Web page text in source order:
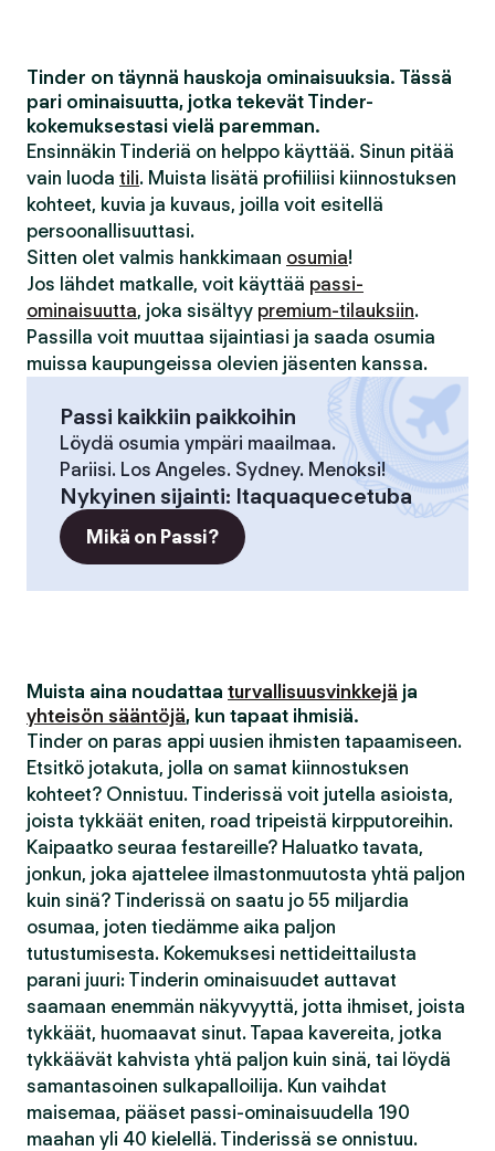
Tinder on täynnä hauskoja ominaisuuksia. Tässä
pari ominaisuutta, jotka tekevät Tinder-
kokemuksestasi vielä paremman.
Ensinnäkin Tinderiä on helppo käyttää. Sinun pitää
vain luoda tili. Muista lisätä profiiliisi kiinnostuksen
kohteet, kuvia ja kuvaus, joilla voit esitellä
persoonallisuuttasi.
Sitten olet valmis hankkimaan osumia!
Jos lähdet matkalle, voit käyttää passi-
ominaisuutta, joka sisältyy premium-tilauksiin.
Passilla voit muuttaa sijaintiasi ja saada osumia
muissa kaupungeissa olevien jäsenten kanssa.
Passi kaikkiin paikkoihin
Löydä osumia ympäri maailmaa.
Pariisi. Los Angeles. Sydney. Menoksi!
Nykyinen sijainti: Itaquaquecetuba
Mikä on Passi?
Muista aina noudattaa turvallisuusvinkkejä ja
yhteisön sääntöjä, kun tapaat ihmisiä.
Tinder on paras appi uusien ihmisten tapaamiseen.
Etsitkö jotakuta, jolla on samat kiinnostuksen
kohteet? Onnistuu. Tinderissä voit jutella asioista,
joista tykkäät eniten, road tripeistä kirpputoreihin.
Kaipaatko seuraa festareille? Haluatko tavata,
jonkun, joka ajattelee ilmastonmuutosta yhtä paljon
kuin sinä? Tinderissä on saatu jo 55 miljardia
osumaa, joten tiedämme aika paljon
tutustumisesta. Kokemuksesi nettideittailusta
parani juuri: Tinderin ominaisuudet auttavat
saamaan enemmän näkyvyyttä, jotta ihmiset, joista
tykkäät, huomaavat sinut. Tapaa kavereita, jotka
tykkäävät kahvista yhtä paljon kuin sinä, tai löydä
samantasoinen sulkapalloilija. Kun vaihdat
maisemaa, pääset passi-ominaisuudella 190
maahan yli 40 kielellä. Tinderissä se onnistuu.